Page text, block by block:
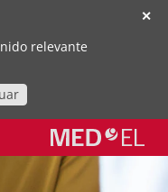
✕
relevante